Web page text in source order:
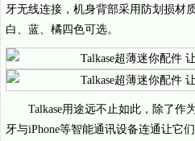
牙无线连接，机身背部采用防划损材
白、蓝、橘四色可选。
Talkase用途远不止如此，除了作
牙与iPhone等智能通讯设备连通让它